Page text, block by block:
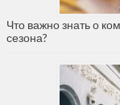
Что важно знать о
сезона?